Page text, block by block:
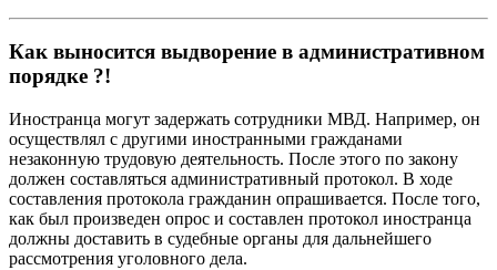
Как выносится выдворение в административном
порядке ?!
Иностранца могут задержать сотрудники МВД. Например, он
осуществлял с другими иностранными гражданами
незаконную трудовую деятельность. После этого по закону
должен составляться административный протокол. В ходе
составления протокола гражданин опрашивается. После того,
как был произведен опрос и составлен протокол иностранца
должны доставить в судебные органы для дальнейшего
рассмотрения уголовного дела.